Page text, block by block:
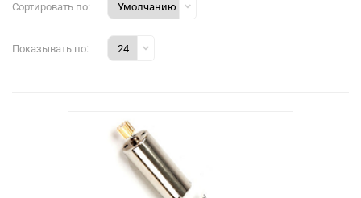
Сортировать по:
Показывать по: